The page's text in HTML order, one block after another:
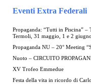
Eventi Extra Federali
Propaganda: “Tutti in Piscina”
Termoli, 31 maggio, 1 e 2
Propaganda NU – 20° Meeting
Nuoto – CIRCUITO
XV Trofeo Emmedue
Festa della vita in ricordo di Carlo